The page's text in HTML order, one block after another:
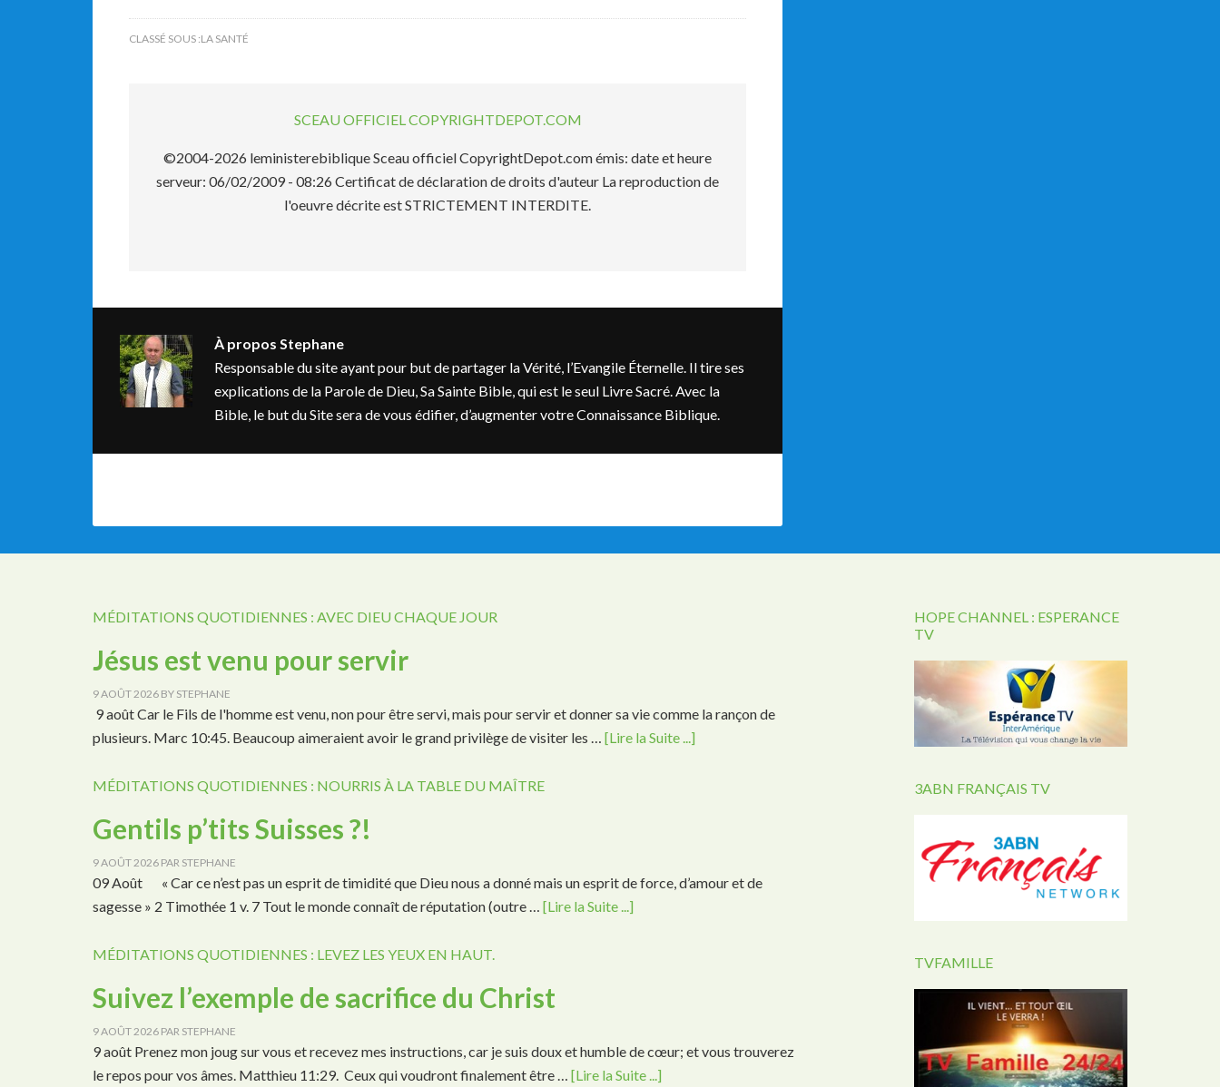
CLASSÉ SOUS :LA SANTÉ
SCEAU OFFICIEL COPYRIGHTDEPOT.COM
©2004-2026 leministerebiblique Sceau officiel CopyrightDepot.com émis: date et heure
serveur: 06/02/2009 - 08:26 Certificat de déclaration de droits d'auteur La reproduction de
l'oeuvre décrite est STRICTEMENT INTERDITE.
À propos Stephane
Responsable du site ayant pour but de partager la Vérité, l’Evangile Éternelle. Il tire ses
explications de la Parole de Dieu, Sa Sainte Bible, qui est le seul Livre Sacré. Avec la
Bible, le but du Site sera de vous édifier, d’augmenter votre Connaissance Biblique.
MÉDITATIONS QUOTIDIENNES : AVEC DIEU CHAQUE JOUR
Jésus est venu pour servir
9 AOÛT 2026 BY STEPHANE
9 août Car le Fils de l'homme est venu, non pour être servi, mais pour servir et donner sa vie comme la rançon de
plusieurs. Marc 10:45. Beaucoup aimeraient avoir le grand privilège de visiter les … [Lire la Suite ...]
MÉDITATIONS QUOTIDIENNES : NOURRIS À LA TABLE DU MAÎTRE
Gentils p’tits Suisses ?!
9 AOÛT 2026 PAR STEPHANE
09 Août « Car ce n’est pas un esprit de timidité que Dieu nous a donné mais un esprit de force, d’amour et de
sagesse » 2 Timothée 1 v. 7 Tout le monde connaît de réputation (outre … [Lire la Suite ...]
MÉDITATIONS QUOTIDIENNES : LEVEZ LES YEUX EN HAUT.
Suivez l’exemple de sacrifice du Christ
9 AOÛT 2026 PAR STEPHANE
9 août Prenez mon joug sur vous et recevez mes instructions, car je suis doux et humble de cœur; et vous trouverez
le repos pour vos âmes. Matthieu 11:29. Ceux qui voudront finalement être … [Lire la Suite ...]
HOPE CHANNEL : ESPERANCE
TV
3ABN FRANÇAIS TV
TVFAMILLE